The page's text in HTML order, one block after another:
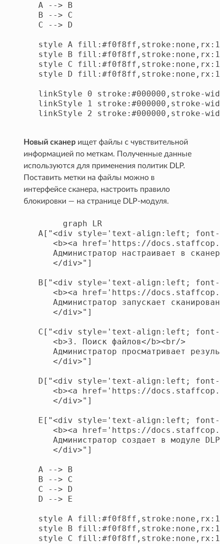
   A --> B
   B --> C
   C --> D
style A
style B
style C
style D
linkStyle 0 stroke:#000000,stroke-
linkStyle 1 stroke:#000000,stroke-
linkStyle 2 stroke:#000000,stroke-
Новый сканер ищет файлы с чувствительной
информацией по меткам. Полученные данные
используются для применения политик DLP.
Поставить метки на файлы можно в
интерфейсе сканера, настроить правило
блокировки — на странице DLP-модуля.
        graph LR
A["<div style='text-align:left;
<b><a href='https://
Администратор настраивает в
      </div>"]
B["<div style='text-align:left;
<b><a href='https://
Администратор запускает
      </div>"]
C["<div style='text-align:left;
      <b>3. Поиск файлов</b><br/>
Администратор просматривает
      </div>"]
D["<div style='text-align:left;
<b><a href='https://
      </div>"]
E["<div style='text-align:left;
<b><a href='https://
Администратор создает в модуле
      </div>"]
   A --> B
   B --> C
   C --> D
   D --> E
style A
style B
style C